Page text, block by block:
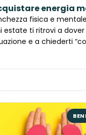
energia
fisica e
estate ti ritrovi a
e a chiederti